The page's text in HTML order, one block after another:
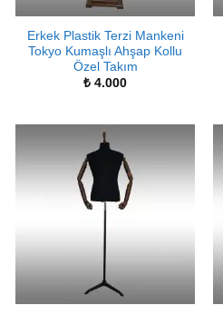
Erkek Plastik Terzi Mankeni
Tokyo Kumaşlı Ahşap Kollu
Özel Takım
₺ 4.000